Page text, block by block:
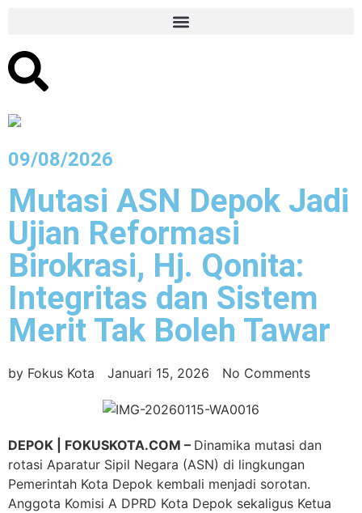
09/08/2026
Mutasi ASN Depok Jadi
Ujian Reformasi
Birokrasi, Hj. Qonita:
Integritas dan Sistem
Merit Tak Boleh Tawar
by Fokus Kota Januari 15, 2026 No Comments
DEPOK | FOKUSKOTA.COM – Dinamika mutasi dan
rotasi Aparatur Sipil Negara (ASN) di lingkungan
Pemerintah Kota Depok kembali menjadi sorotan.
Anggota Komisi A DPRD Kota Depok sekaligus Ketua